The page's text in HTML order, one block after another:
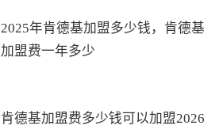
2025年肯德基加盟多少钱，肯德基
加盟费一年多少
肯德基加盟费多少钱可以加盟2026